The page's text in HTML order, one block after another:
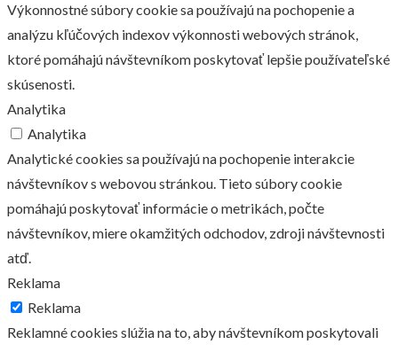
Výkonnostné súbory cookie sa používajú na pochopenie a
analýzu kľúčových indexov výkonnosti webových stránok,
ktoré pomáhajú návštevníkom poskytovať lepšie používateľské
skúsenosti.
Analytika
Analytika
Analytické cookies sa používajú na pochopenie interakcie
návštevníkov s webovou stránkou. Tieto súbory cookie
pomáhajú poskytovať informácie o metrikách, počte
návštevníkov, miere okamžitých odchodov, zdroji návštevnosti
atď.
Reklama
Reklama
Reklamné cookies slúžia na to, aby návštevníkom poskytovali